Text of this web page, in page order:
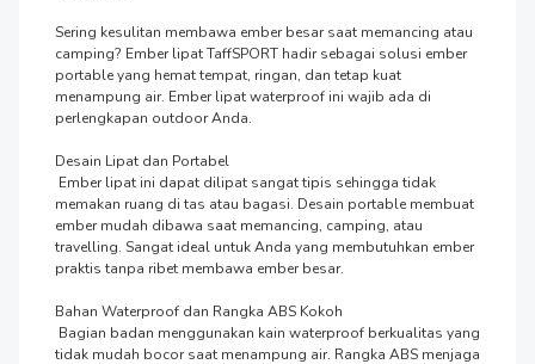
Sering kesulitan membawa ember besar saat memancing atau
camping? Ember lipat TaffSPORT hadir sebagai solusi ember
portable yang hemat tempat, ringan, dan tetap kuat
menampung air. Ember lipat waterproof ini wajib ada di
perlengkapan outdoor Anda.
Desain Lipat dan Portabel
memakan ruang di tas atau bagasi. Desain portable membuat
ember mudah dibawa saat memancing, camping, atau
travelling. Sangat ideal untuk Anda yang membutuhkan ember
praktis tanpa ribet membawa ember besar.
Bahan Waterproof dan Rangka ABS Kokoh
tidak mudah bocor saat menampung air. Rangka ABS menjaga